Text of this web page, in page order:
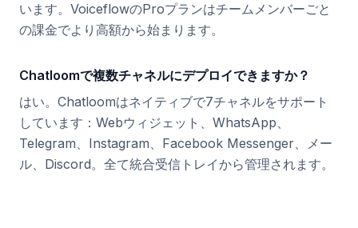
います。VoiceflowのProプランはチームメンバーごと
の課金でより高額から始まります。
Chatloomで複数チャネルにデプロイできますか？
はい。Chatloomはネイティブで7チャネルをサポート
しています：Webウィジェット、WhatsApp、
Telegram、Instagram、Facebook Messenger、メー
ル、Discord。全て統合受信トレイから管理されます。